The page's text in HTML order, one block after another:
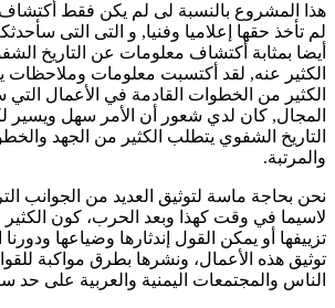
هذا المشروع بالنسبة لى لم يكن فقط
لم تأخذ حقها إعلاميا وفنيا, و التى التى
أيضا بمثابة أكتشاف معلومات عن التاريخ
الكثير عنه, لقد أكتسبت معلومات وملاحظات
الكثير من الخطوات القادمة في الأعمال التي
المجال, كان لدي شعور أن الأمر سهل ويسير
التاريخ الشفوي يتطلب الكثير من الجهد
والمرتبة.
نحن بحاجة ماسة لتوثيق العديد من الجوانب
لاسيما في وقت كهذا وبعد الحرب، كون الكثير
تزييفها أو يمكن القول إندثارها وضياعها
توثيق هذه الأعمال، ونشرها بطرق مواكبة
الناس والمجتمعات اليمنية والعربية على حد